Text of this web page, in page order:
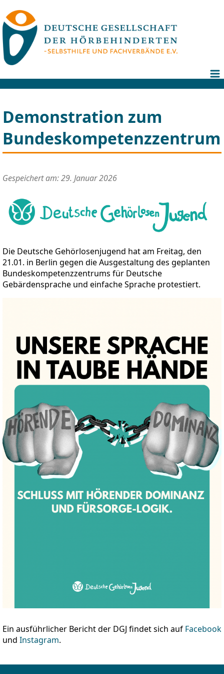
Demonstration zum
Bundeskompetenzzentrum
Gespeichert am: 29. Januar 2026
Die Deutsche Gehörlosenjugend hat am Freitag, den
21.01. in Berlin gegen die Ausgestaltung des geplanten
Bundeskompetenzzentrums für Deutsche
Gebärdensprache und einfache Sprache protestiert.
Ein ausführlicher Bericht der DGJ findet sich auf Facebook
und Instagram.